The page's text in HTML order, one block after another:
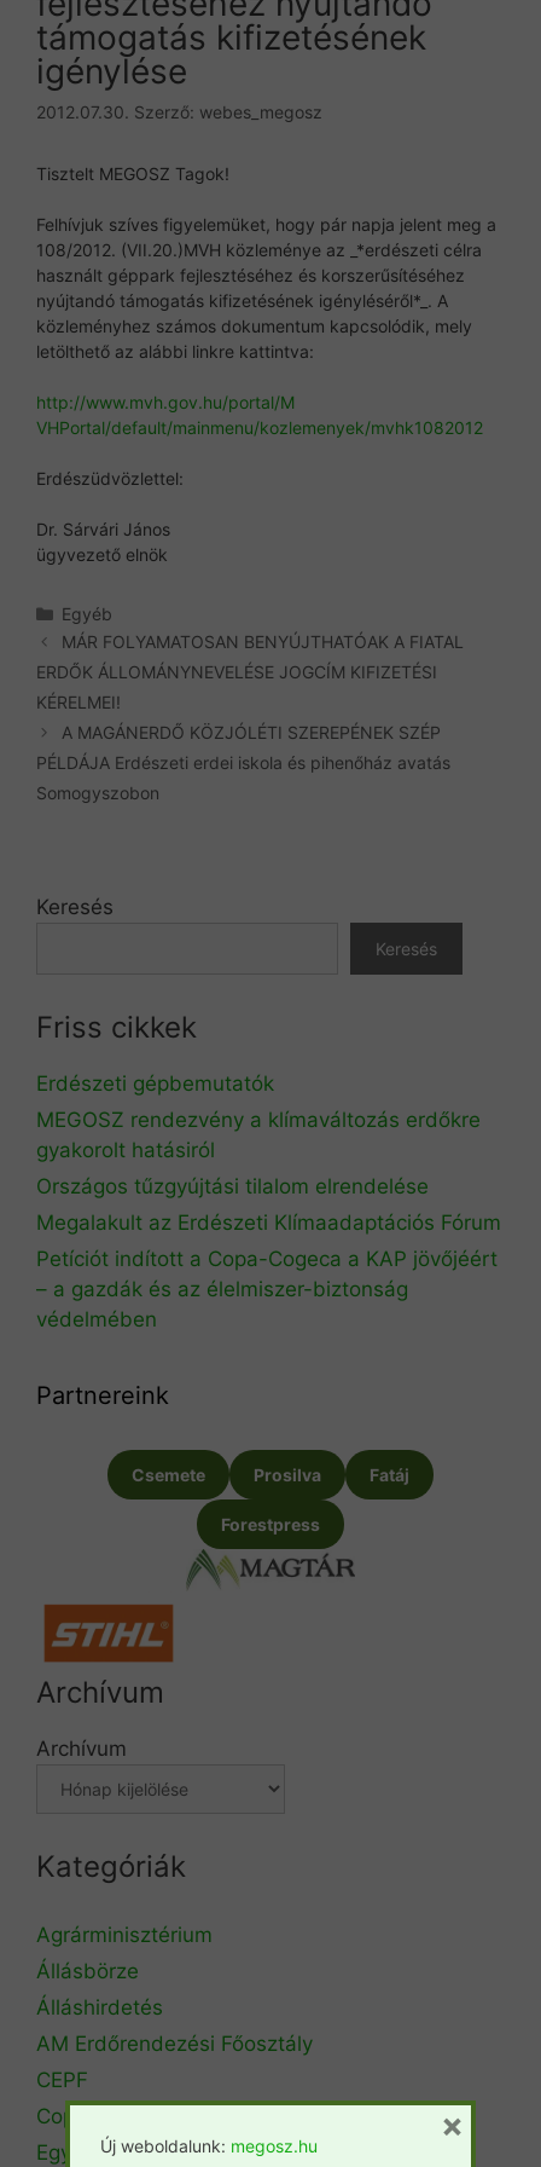
támogatás kifizetésének
igénylése
2012.07.30. Szerző: webes_megosz
Tisztelt MEGOSZ Tagok!
Felhívjuk szíves figyelemüket, hogy pár napja jelent meg a
108/2012. (VII.20.)MVH közleménye az _*erdészeti célra
használt géppark fejlesztéséhez és korszerűsítéséhez
nyújtandó támogatás kifizetésének igényléséről*_. A
közleményhez számos dokumentum kapcsolódik, mely
letölthető az alábbi linkre kattintva:
http://www.mvh.gov.hu/portal/M
VHPortal/default/mainmenu/kozlemenyek/mvhk1082012
Erdészüdvözlettel:
Dr. Sárvári János
ügyvezető elnök
Kategória
Egyéb
MÁR FOLYAMATOSAN BENYÚJTHATÓAK A FIATAL
ERDŐK ÁLLOMÁNYNEVELÉSE JOGCÍM KIFIZETÉSI
KÉRELMEI!
A MAGÁNERDŐ KÖZJÓLÉTI SZEREPÉNEK SZÉP
PÉLDÁJA Erdészeti erdei iskola és pihenőház avatás
Somogyszobon
Keresés
Keresés
Friss cikkek
Erdészeti gépbemutatók
MEGOSZ rendezvény a klímaváltozás erdőkre
gyakorolt hatásiról
Országos tűzgyújtási tilalom elrendelése
Megalakult az Erdészeti Klímaadaptációs Fórum
Petíciót indított a Copa-Cogeca a KAP jövőjéért
– a gazdák és az élelmiszer-biztonság
védelmében
Partnereink
Csemete Prosilva Fatáj
Forestpress
Archívum
Archívum
Kategóriák
Agrárminisztérium
Állásbörze
Álláshirdetés
AM Erdőrendezési Főosztály
CEPF
Copa Cogeca
Egyéb
Új weboldalunk: megosz.hu
×